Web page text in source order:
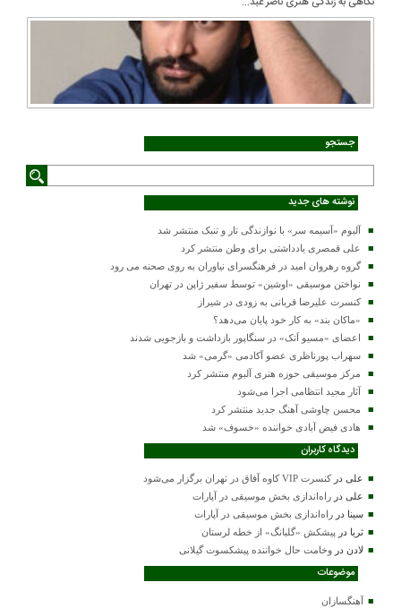
جستجو
نوشته های جدید
آلبوم «آسیمه سر» با نوازندگی تار و تنبک منتشر شد
علی قمصری یادداشتی برای وطن منتشر کرد
گروه رهروان امید در فرهنگسرای نیاوران به روی صحنه می رود
نواختن موسیقی «اوشین» توسط سفیر ژاپن در تهران
کنسرت علیرضا قربانی به زودی در شیراز
«ماکان بند» به کار خود پایان می‌دهد؟
اعضای «مسیو اَتک» در سنگاپور بازداشت و بازجویی شدند
سهراب پورناظری عضو آکادمی «گرمی» شد
مرکز موسیقی حوزه هنری آلبوم منتشر کرد
آثار مجید انتظامی اجرا می‌شود
محسن چاوشی آهنگ جدید منتشر کرد
هادی فیض آبادی خواننده «خسوف» شد
دیدگاه کاربران
علی درکنسرت VIP کاوه آفاق در تهران برگزار می‌شود
علی در راه‌اندازی بخش موسیقی در آپارات
سینا در راه‌اندازی بخش موسیقی در آپارات
ثریا در پیشکش «گلبانگ» از خطه لرستان
لادن در وخامت حال خواننده پیشکسوت گیلانی
موضوعات
آهنگسازان